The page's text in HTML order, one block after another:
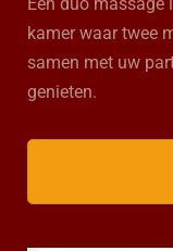
kamer waar twee
samen met uw
genieten.